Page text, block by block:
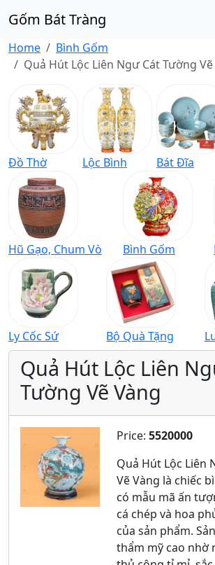
Gốm Bát Tràng
Home
Bình Gốm
Quả Hút Lộc Liên Ngư Cát Tường
Đồ Thờ Lộc Bình Bát Đĩa
Hũ Gạo, Chum Vò Bình Gốm
Ly Cốc Sứ Bộ Quà Tặng
Quả Hút Lộc Liên
Tường Vẽ Vàng
Price: 5520000
Quả Hút Lộc Liên
Vẽ Vàng là chiếc
có mẫu mã ấn
cá chép và hoa
của sản phẩm.
thẩm mỹ cao nhờ